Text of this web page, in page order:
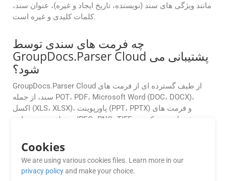
مانند ویژگی های سند (نویسنده، تاریخ ایجاد و غیره)، عنوان سند،
کلمات کلیدی و غیره است.
چه فرمت های سندی توسط
GroupDocs.Parser Cloud پشتیبانی می
شود؟
GroupDocs.Parser Cloud از طیف گسترده ای از فرمت های
سند، از جمله POT، PDF، Microsoft Word (DOC، DOCX)،
اکسل (XLS، XLSX)، پاورپوینت (PPT، PPTX) و فرمت های
مختلف تصویر مانند JPEG، PNG، TIFF، پشتیبانی می کند. و
آیا اسنادی برای GroupDocs.Parser
Cloud وجود دارد؟
Cookies
We are using various cookies files. Learn more in our
privacy policyand make your choice.